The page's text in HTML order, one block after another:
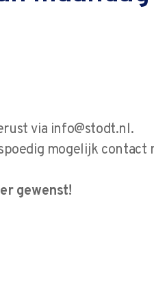
op de
via info@stodt.nl.
mogelijk contact
gewenst!